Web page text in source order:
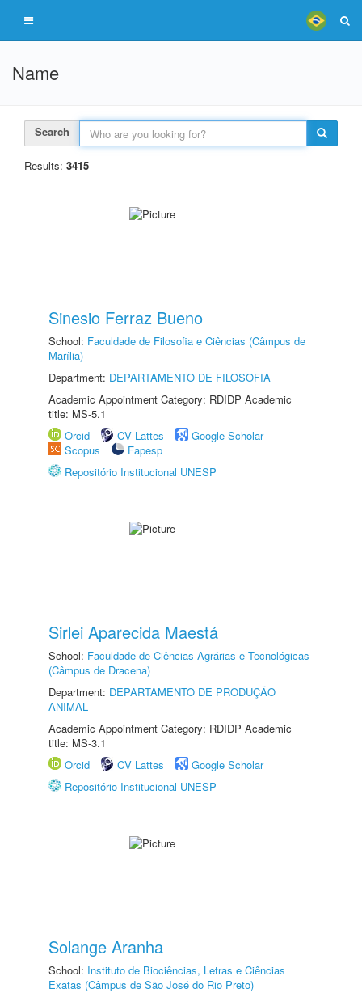
Name
Search
Results: 3415
Sinesio Ferraz Bueno
School: Faculdade de Filosofia e Ciências (Câmpus de
Marília)
Department: DEPARTAMENTO DE FILOSOFIA
Academic Appointment Category: RDIDP Academic
title: MS-5.1
Orcid
CV Lattes
Google Scholar
Scopus
Fapesp
Repositório Institucional UNESP
Sirlei Aparecida Maestá
School: Faculdade de Ciências Agrárias e Tecnológicas
(Câmpus de Dracena)
Department: DEPARTAMENTO DE PRODUÇÃO
ANIMAL
Academic Appointment Category: RDIDP Academic
title: MS-3.1
Orcid
CV Lattes
Google Scholar
Repositório Institucional UNESP
Solange Aranha
School: Instituto de Biociências, Letras e Ciências
Exatas (Câmpus de São José do Rio Preto)